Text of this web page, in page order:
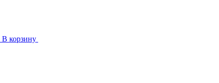
В корзину